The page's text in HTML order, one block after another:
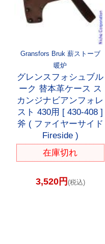
Gransfors Bruk 薪ストーブ
暖炉
グレンスフォシュブル
ーク 替本革ケース ス
カンジナビアンフォレ
スト 430用 [ 430-408 ]
斧 ( ファイヤーサイド
Fireside )
在庫切れ
3,520円 (税込)